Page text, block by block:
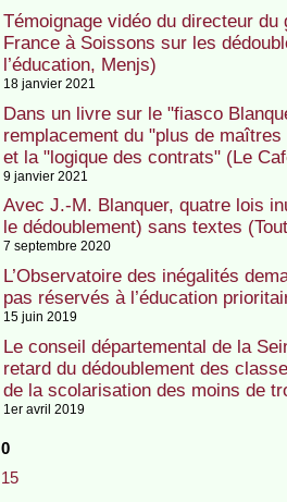
Témoignage vidéo du directeur
France à Soissons sur les
l’éducation, Menjs)
18 janvier 2021
Dans un livre sur le "fiasco
remplacement du "plus de
et la "logique des contrats" (Le
9 janvier 2021
Avec J.-M. Blanquer, quatre lois
le dédoublement) sans textes
7 septembre 2020
L’Observatoire des inégalités
pas réservés à l’éducation
15 juin 2019
Le conseil départemental de la
retard du dédoublement des
de la scolarisation des moins de
1er avril 2019
0
15